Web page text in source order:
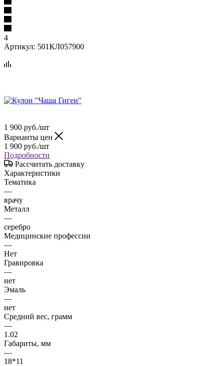
4
Артикул: 501КЛ057900
1 900 руб./шт
Варианты цен
1 900 руб./шт
Подробности
Рассчитать доставку
Характеристики
Тематика
—
врачу
Металл
—
серебро
Медицинские профессии
—
Нет
Гравировка
—
нет
Эмаль
—
нет
Средний вес, грамм
—
1.02
Габариты, мм
—
18*11